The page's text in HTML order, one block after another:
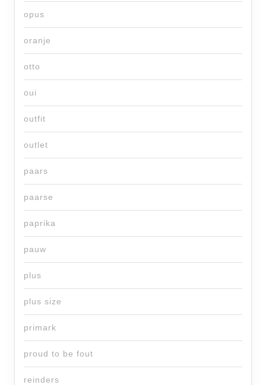
opus
oranje
otto
oui
outfit
outlet
paars
paarse
paprika
pauw
plus
plus size
primark
proud to be fout
reinders